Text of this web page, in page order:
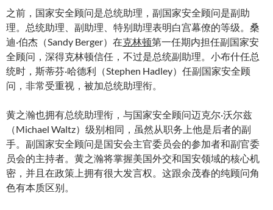
之前，国家安全顾问是总统助理，副国家安全顾问是副助
理。总统助理、副助理、特别助理表明白宫幕僚的等级。桑
迪·伯杰（Sandy Berger）在克林顿第一任期内担任副国家安
全顾问，深得克林顿信任，不过是总统副助理。小布什任总
统时，斯蒂芬·哈德利（Stephen Hadley）任副国家安全顾
问，非常受重视，被加总统助理衔。
黄之瀚也拥有总统助理衔，与国家安全顾问迈克尔·沃尔兹
（Michael Waltz）级别相同，虽然从职务上他是后者的副
手。副国家安全顾问是国安会主官委员会的参加者和副官委
员会的主持者。黄之瀚将掌握美国外交和国安领域的核心机
密，并且在政策上拥有很大发言权。这跟余茂春的纯顾问角
色有本质区别。